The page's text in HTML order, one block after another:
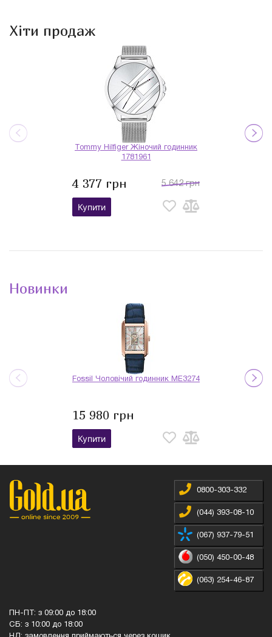
Хіти продаж
Tommy Hilfiger Жіночий годинник
1781961
4 377 грн 5 642 грн
Купити
Новинки
Fossil Чоловічий годинник ME3274
15 980 грн
Купити
0800-303-332
(044) 393-08-10
(067) 937-79-51
(050) 450-00-48
(063) 254-46-87
ПН-ПТ: з 09:00 до 18:00
СБ: з 10:00 до 18:00